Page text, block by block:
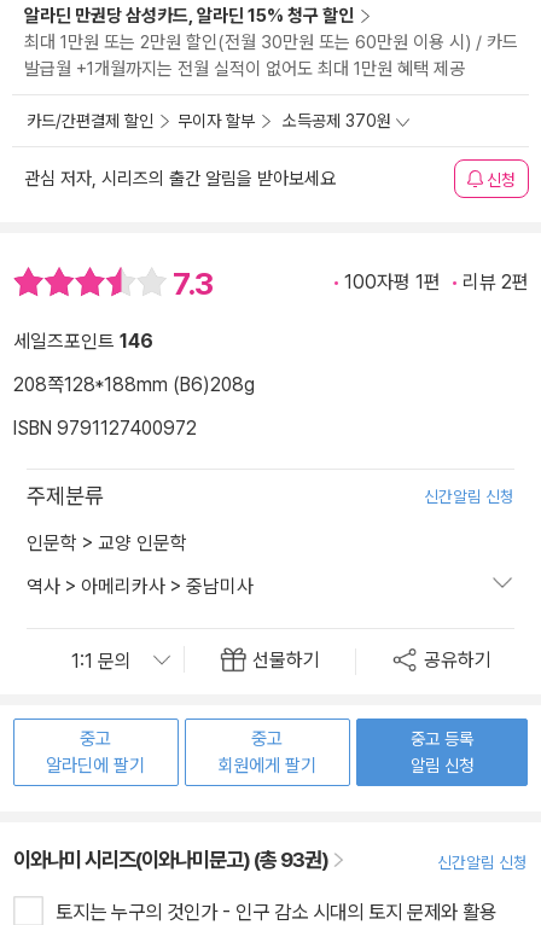
알라딘 만권당 삼성카드, 알라딘 15% 청구 할인
최대 1만원 또는 2만원 할인(전월 30만원 또는 60만원 이용 시) / 카드
발급월 +1개월까지는 전월 실적이 없어도 최대 1만원 혜택 제공
카드/간편결제 할인 무이자 할부 소득공제 370원
관심 저자, 시리즈의 출간 알림을 받아보세요 신청
7.3 100자평 1편 리뷰 2편
세일즈포인트 146
208쪽128*188mm (B6)208g
ISBN 9791127400972
주제분류 신간알림 신청
인문학 > 교양 인문학
역사 > 아메리카사 > 중남미사
선물하기 공유하기
중고
알라딘에 팔기
중고
회원에게 팔기
중고 등록
알림 신청
이와나미 시리즈(이와나미문고) (총 93권) 신간알림 신청
토지는 누구의 것인가 - 인구 감소 시대의 토지 문제와 활용